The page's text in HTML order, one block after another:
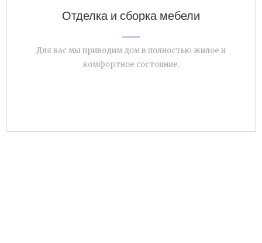
Отделка и сборка мебели
Для вас мы приводим дом в полностью жилое и
комфортное состояние.